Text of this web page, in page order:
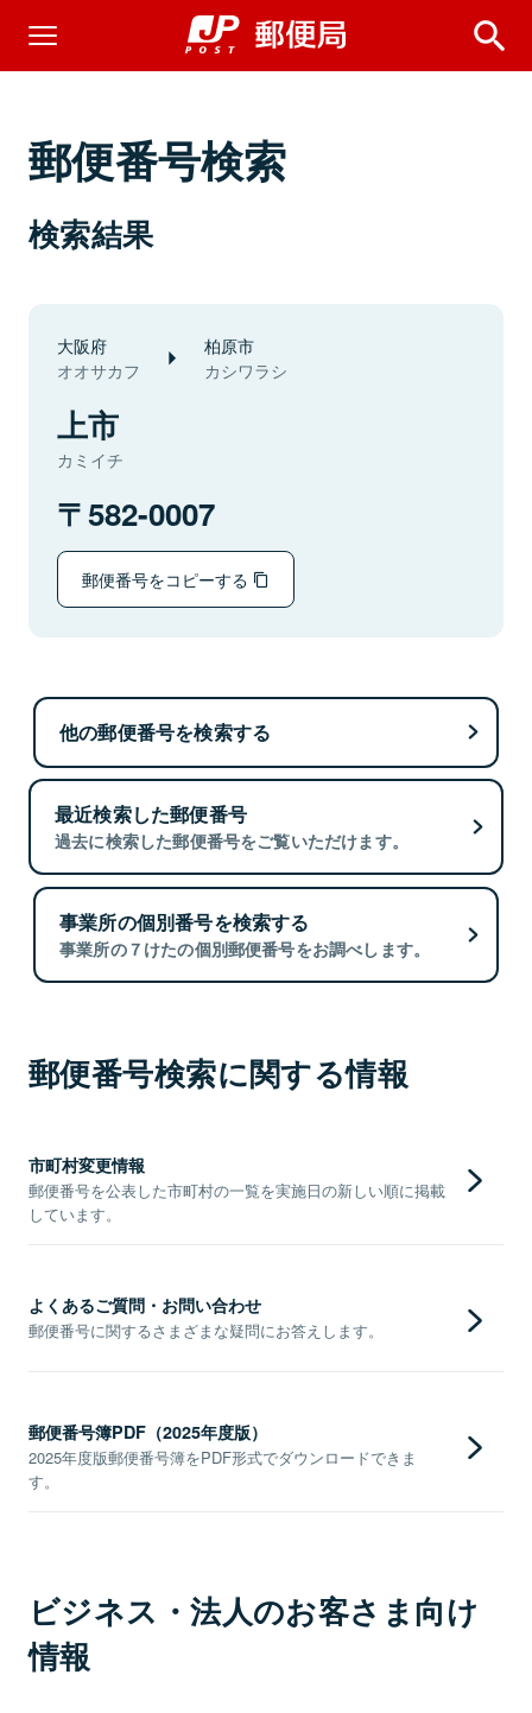
郵便番号検索
検索結果
大阪府
オオサカフ
柏原市
カシワラシ
上市
カミイチ
582-0007
郵便番号をコピーする
他の郵便番号を検索する
最近検索した郵便番号
過去に検索した郵便番号をご覧いただけます。
事業所の個別番号を検索する
事業所の７けたの個別郵便番号をお調べします。
郵便番号検索に関する情報
市町村変更情報
郵便番号を公表した市町村の一覧を実施日の新しい順に掲載
しています。
よくあるご質問・お問い合わせ
郵便番号に関するさまざまな疑問にお答えします。
郵便番号簿PDF（2025年度版）
2025年度版郵便番号簿をPDF形式でダウンロードできま
す。
ビジネス・法人のお客さま向け
情報